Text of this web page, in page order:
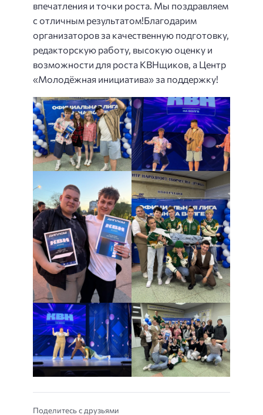
впечатления и точки роста. Мы поздравляем
с отличным результатом!Благодарим
организаторов за качественную подготовку,
редакторскую работу, высокую оценку и
возможности для роста КВНщиков, а Центр
«Молодёжная инициатива» за поддержку!
Поделитесь с друзьями